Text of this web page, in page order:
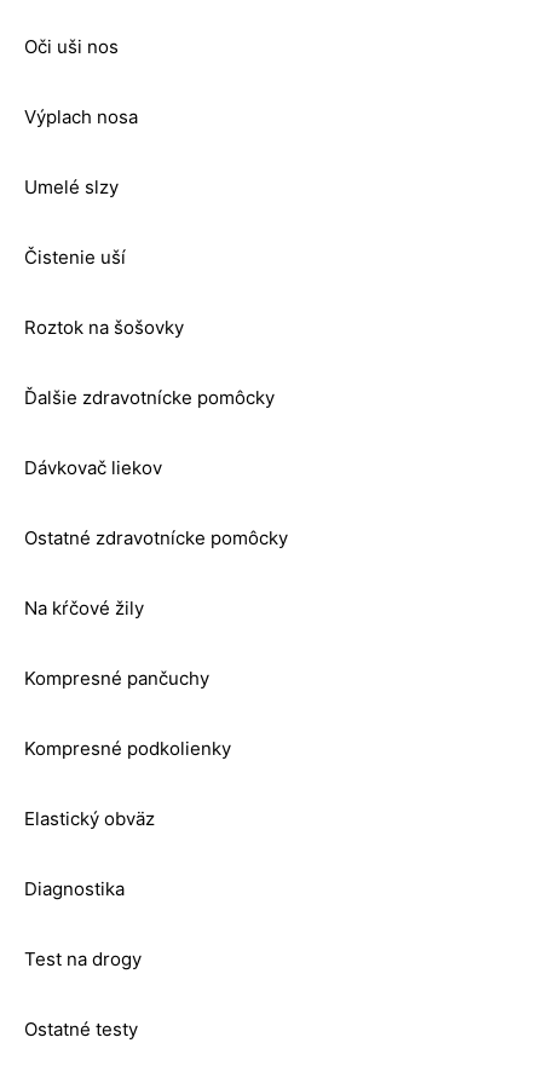
Oči uši nos
Výplach nosa
Umelé slzy
Čistenie uší
Roztok na šošovky
Ďalšie zdravotnícke pomôcky
Dávkovač liekov
Ostatné zdravotnícke pomôcky
Na kŕčové žily
Kompresné pančuchy
Kompresné podkolienky
Elastický obväz
Diagnostika
Test na drogy
Ostatné testy